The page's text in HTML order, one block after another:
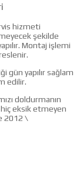
hizmeti
şekilde
Montaj işlemi
gün yapılır sağlam
edilir.
doldurmanın
eksik etmeyen
2012 \